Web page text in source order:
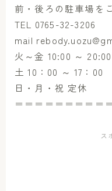
前・後ろの駐車場を
TEL 0765-32-3206
mail
火～金 10:00 ～ 20:00
土 10：00 ～ 17：00
日・月・祝 定休
＝＝＝＝＝＝＝＝＝
ス